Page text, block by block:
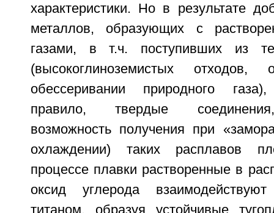
характеристики. Но в результате
металлов, образующих с
газами, в т.ч. поступивших из
(высокоглиноземистых отходов,
обессеривании природного
правило, твердые
возможность получения при
охлаждении) таких расплавов
процессе плавки растворенные в
оксид углерода
титаном, образуя устойчивые